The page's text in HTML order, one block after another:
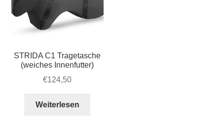
STRIDA C1 Tragetasche
(weiches Innenfutter)
€124,50
Weiterlesen